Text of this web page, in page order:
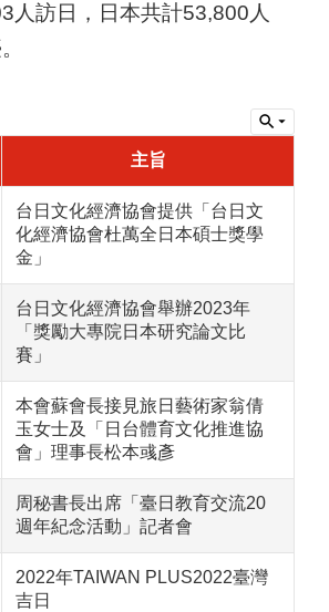
人訪日，日本共計53,800人
主旨
台日文化經濟協會提供「台日文
化經濟協會杜萬全日本碩士獎學
金」
台日文化經濟協會舉辦2023年
「獎勵大專院日本研究論文比
賽」
本會蘇會長接見旅日藝術家翁倩
玉女士及「日台體育文化推進協
會」理事長松本彧彥
周秘書長出席「臺日教育交流20
週年紀念活動」記者會
2022年TAIWAN PLUS2022臺灣
吉日